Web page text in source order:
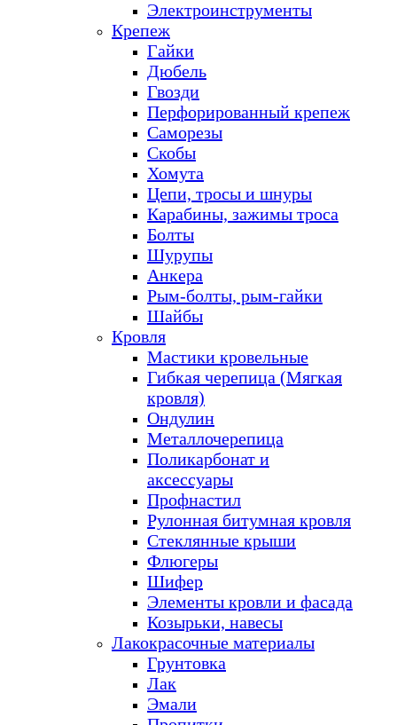
Электроинструменты
Крепеж
Гайки
Дюбель
Гвозди
Перфорированный крепеж
Саморезы
Скобы
Хомута
Цепи, тросы и шнуры
Карабины, зажимы троса
Болты
Шурупы
Анкера
Рым-болты, рым-гайки
Шайбы
Кровля
Мастики кровельные
Гибкая черепица (Мягкая
кровля)
Ондулин
Металлочерепица
Поликарбонат и
аксессуары
Профнастил
Рулонная битумная кровля
Стеклянные крыши
Флюгеры
Шифер
Элементы кровли и фасада
Козырьки, навесы
Лакокрасочные материалы
Грунтовка
Лак
Эмали